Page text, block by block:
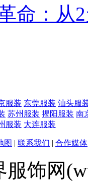
命：从
服装 东莞服装 汕头服
苏州服装 揭阳服装 南
服装 大连服装
图 | 联系我们 | 合作媒体
服饰网